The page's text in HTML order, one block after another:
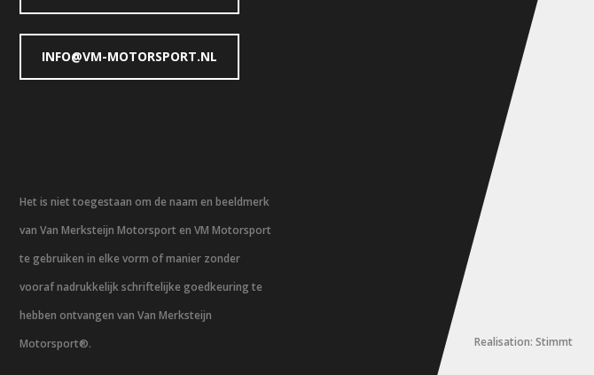
INFO@VM-MOTORSPORT.NL
Het is niet toegestaan om de naam en beeldmerk
van Van Merksteijn Motorsport en VM Motorsport
te gebruiken in elke vorm of manier zonder
vooraf nadrukkelijk schriftelijke goedkeuring te
hebben ontvangen van Van Merksteijn
Motorsport®.
Realisation: Stimmt